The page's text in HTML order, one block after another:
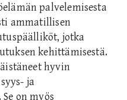
palvelemisesta
ammatillisen
jotka
kehittämisestä.
hyvin
ja
on myös